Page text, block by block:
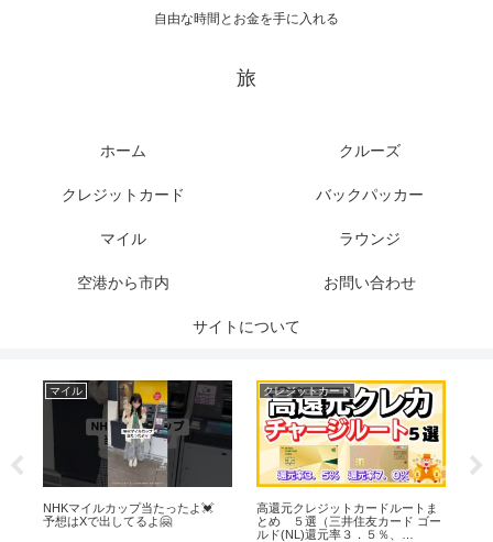
自由な時間とお金を手に入れる
旅
ホーム クルーズ
クレジットカード バックパッカー
マイル ラウンジ
空港から市内 お問い合わせ
サイトについて
マイル
NHKマイルカップ当たったよ💓
予想はXで出してるよ🤗
クレジットカード
高還元クレジットカードルートま
とめ ５選（三井住友カード ゴー
ルド(NL)還元率３．５％、